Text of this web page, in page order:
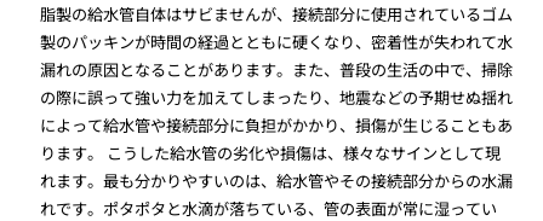
脂製の給水管自体はサビませんが、接続部分に使用されているゴム
製のパッキンが時間の経過とともに硬くなり、密着性が失われて水
漏れの原因となることがあります。また、普段の生活の中で、掃除
の際に誤って強い力を加えてしまったり、地震などの予期せぬ揺れ
によって給水管や接続部分に負担がかかり、損傷が生じることもあ
ります。 こうした給水管の劣化や損傷は、様々なサインとして現
れます。最も分かりやすいのは、給水管やその接続部分からの水漏
れです。ポタポタと水滴が落ちている、管の表面が常に湿ってい